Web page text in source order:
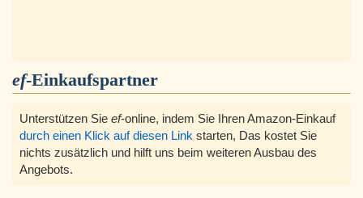
ef-Einkaufspartner
Unterstützen Sie ef-online, indem Sie Ihren Amazon-Einkauf
durch einen Klick auf diesen Link starten, Das kostet Sie
nichts zusätzlich und hilft uns beim weiteren Ausbau des
Angebots.